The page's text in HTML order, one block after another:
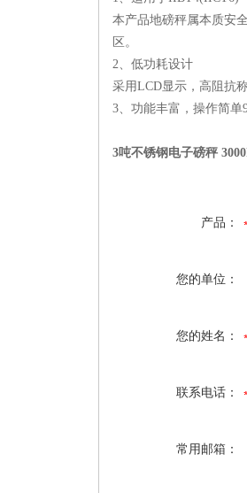
本产品地磅秤属本质安
区。
2、低功耗设计
采用LCD显示，高阻抗
3、功能丰富，操作简
3吨不锈钢电子磅秤
产品：
您的单位：
您的姓名：
联系电话：
常用邮箱：